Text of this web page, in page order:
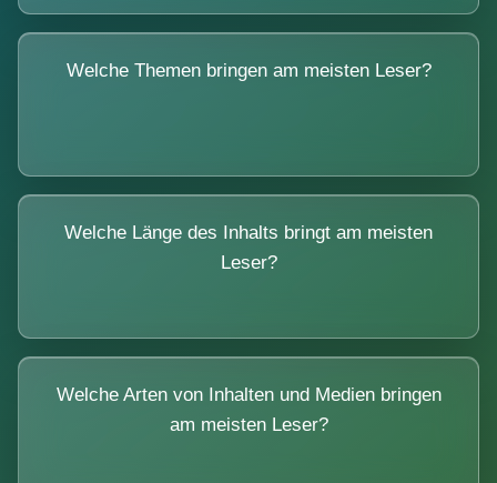
Welche Themen bringen am meisten Leser?
Welche Länge des Inhalts bringt am meisten
Leser?
Welche Arten von Inhalten und Medien bringen
am meisten Leser?